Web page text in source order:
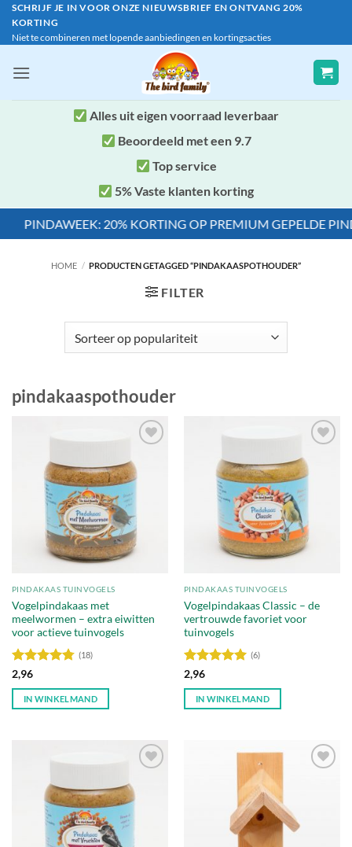
Ga
naar
inhoud
SCHRIJF JE IN VOOR ONZE NIEUWSBRIEF EN ONTVANG 20%
KORTING
Niet te combineren met lopende aanbiedingen en kortingsacties
Alles uit eigen voorraad leverbaar
Beoordeeld met een 9.7
Top service
5% Vaste klanten korting
20% KORTING OP PREMIUM GEPELDE
HOME / PRODUCTEN GETAGGED “PINDAKAASPOTHOUDER”
FILTER
pindakaaspothouder
aan
verlanglijst
PINDAKAAS TUINVOGELS
Vogelpindakaas met
meelwormen – extra eiwitten
voor actieve tuinvogels
Waardering
4.78uit 5
(18)
2,96
IN WINKELMAND
Toevoegen
aan
verlanglijst
PINDAKAAS TUINVOGELS
Vogelpindakaas Classic – de
vertrouwde favoriet voor
tuinvogels
Waardering
5uit 5
(6)
2,96
IN WINKELMAND
aan
verlanglijst